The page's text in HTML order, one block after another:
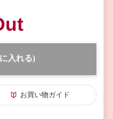
入れる)
お買い物ガイド